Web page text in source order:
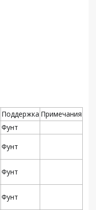
Поддержка Примечания
Фунт
Фунт
Фунт
Фунт